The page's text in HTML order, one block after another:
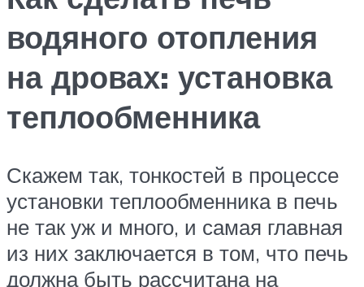
водяного отопления
на дровах: установка
теплообменника
Скажем так, тонкостей в процессе
установки теплообменника в печь
не так уж и много, и самая главная
из них заключается в том, что печь
должна быть рассчитана на